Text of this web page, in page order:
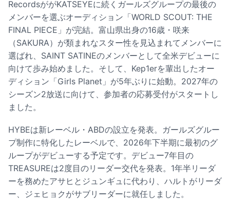
RecordsががKATSEYEに続くガールズグループの最後の
メンバーを選ぶオーディション「WORLD SCOUT: THE
FINAL PIECE」が完結。富山県出身の16歳・咲来
（SAKURA）が類まれなスター性を見込まれてメンバーに
選ばれ、SAINT SATINEのメンバーとして全米デビューに
向けて歩み始めました。そして、Kep1erを輩出したオー
ディション「Girls Planet」が5年ぶりに始動。2027年の
シーズン2放送に向けて、参加者の応募受付がスタートし
ました。
HYBEは新レーベル・ABDの設立を発表。ガールズグルー
プ制作に特化したレーベルで、2026年下半期に最初のグ
ループがデビューする予定です。デビュー7年目の
TREASUREは2度目のリーダー交代を発表。1年半リーダ
ーを務めたアサヒとジュンギュに代わり、ハルトがリーダ
ー、ジェヒョクがサブリーダーに就任しました。